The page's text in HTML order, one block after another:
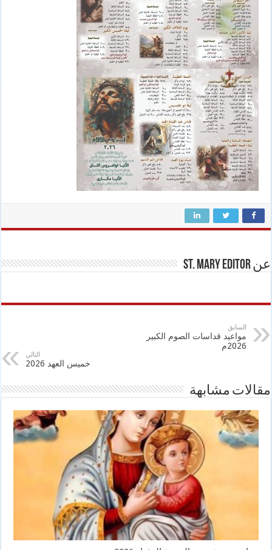
عن St. Mary Editor
السابق
مواعيد قداسات الصوم الكبير
2026م
التالي
خميس العهد 2026
مقالات مشابهة